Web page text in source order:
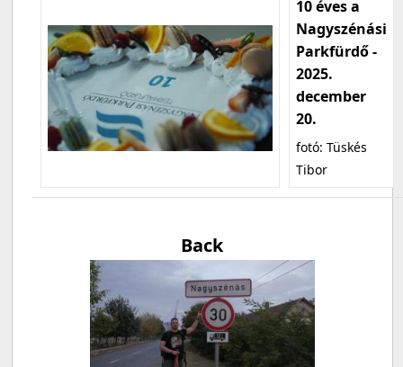
10 éves a
Nagyszénási
Parkfürdő -
2025.
december
20.
fotó: Tüskés
Tibor
Back